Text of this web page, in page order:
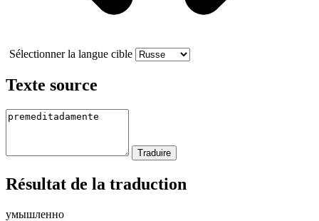
Sélectionner la langue cible
Texte source
Résultat de la traduction
умышленно